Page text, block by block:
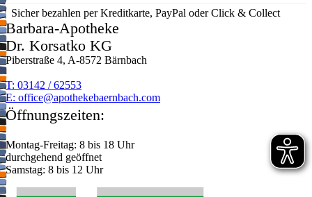
Sicher bezahlen per Kreditkarte, PayPal oder Click & Collect
Barbara-Apotheke
Dr. Korsatko KG
Piberstraße 4, A-8572 Bärnbach
T: 03142 / 62553
E: moc.hcabnreabekehtopa@eciffo
Öffnungszeiten:
Montag-Freitag: 8 bis 18 Uhr
durchgehend geöffnet
Samstag: 8 bis 12 Uhr